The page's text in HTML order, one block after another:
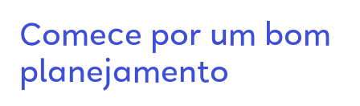
Comece por um bom
planejamento